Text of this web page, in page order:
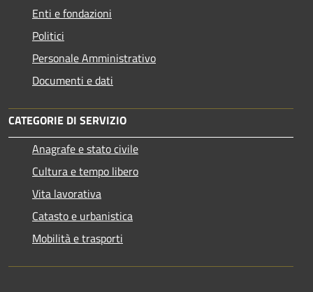
Enti e fondazioni
Politici
Personale Amministrativo
Documenti e dati
CATEGORIE DI SERVIZIO
Anagrafe e stato civile
Cultura e tempo libero
Vita lavorativa
Catasto e urbanistica
Mobilità e trasporti